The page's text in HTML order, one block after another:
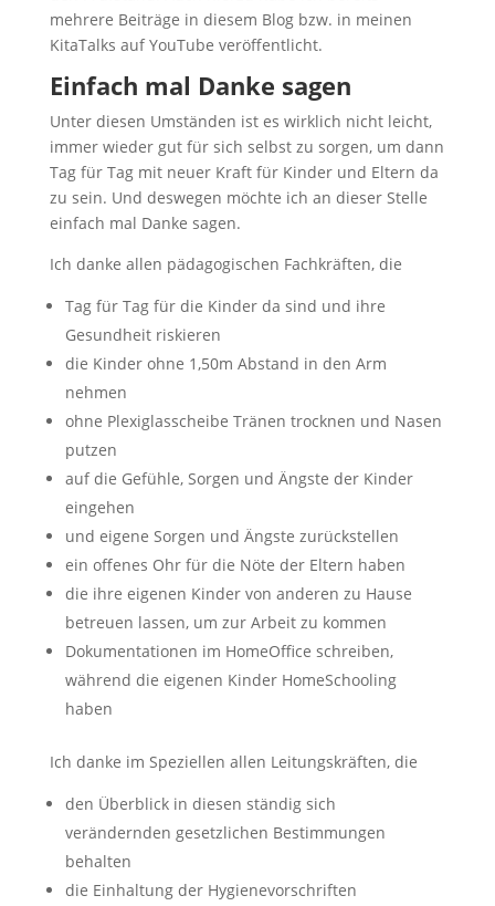
mehrere Beiträge in diesem Blog bzw. in meinen
KitaTalks auf YouTube veröffentlicht.
Einfach mal Danke sagen
Unter diesen Umständen ist es wirklich nicht leicht,
immer wieder gut für sich selbst zu sorgen, um dann
Tag für Tag mit neuer Kraft für Kinder und Eltern da
zu sein. Und deswegen möchte ich an dieser Stelle
einfach mal Danke sagen.
Ich danke allen pädagogischen Fachkräften, die
Tag für Tag für die Kinder da sind und ihre
Gesundheit riskieren
die Kinder ohne 1,50m Abstand in den Arm
nehmen
ohne Plexiglasscheibe Tränen trocknen und Nasen
putzen
auf die Gefühle, Sorgen und Ängste der Kinder
eingehen
und eigene Sorgen und Ängste zurückstellen
ein offenes Ohr für die Nöte der Eltern haben
die ihre eigenen Kinder von anderen zu Hause
betreuen lassen, um zur Arbeit zu kommen
Dokumentationen im HomeOffice schreiben,
während die eigenen Kinder HomeSchooling
haben
Ich danke im Speziellen allen Leitungskräften, die
den Überblick in diesen ständig sich
verändernden gesetzlichen Bestimmungen
behalten
die Einhaltung der Hygienevorschriften